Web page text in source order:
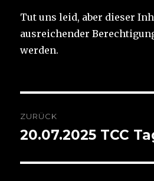
Tut uns leid, aber dieser
ausreichender
werden.
ZURÜCK
Vorheriger
20.07.2025 TCC